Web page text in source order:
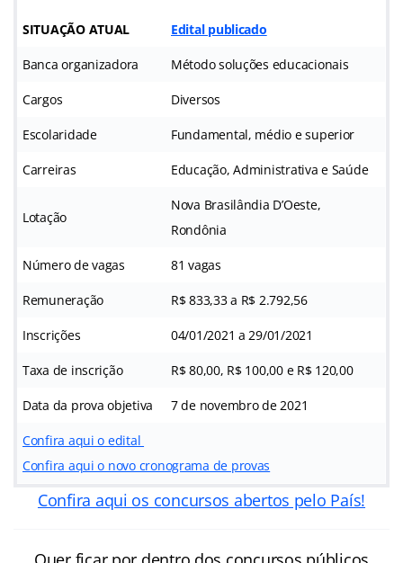
SITUAÇÃO ATUAL Edital publicado
Banca organizadora Método soluções educacionais
Cargos Diversos
Escolaridade Fundamental, médio e superior
Carreiras Educação, Administrativa e Saúde
Lotação
Nova Brasilândia D’Oeste,
Rondônia
Número de vagas 81 vagas
Remuneração R$ 833,33 a R$ 2.792,56
Inscrições 04/01/2021 a 29/01/2021
Taxa de inscrição R$ 80,00, R$ 100,00 e R$ 120,00
Data da prova objetiva 7 de novembro de 2021
Confira aqui o edital
Confira aqui o novo cronograma de provas
Confira aqui os concursos abertos pelo País!